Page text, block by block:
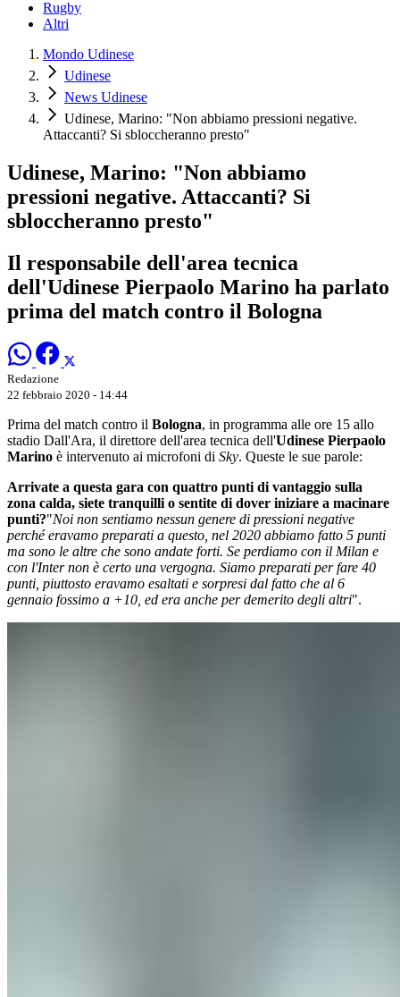
Rugby
Altri
Mondo Udinese
Udinese
News Udinese
Udinese, Marino: "Non abbiamo pressioni negative.
Attaccanti? Si sbloccheranno presto"
Udinese, Marino: "Non abbiamo
pressioni negative. Attaccanti? Si
sbloccheranno presto"
Il responsabile dell'area tecnica
dell'Udinese Pierpaolo Marino ha parlato
prima del match contro il Bologna
Redazione
22 febbraio 2020 - 14:44
Prima del match contro il Bologna, in programma alle ore 15 allo
stadio Dall'Ara, il direttore dell'area tecnica dell'Udinese Pierpaolo
Marino è intervenuto ai microfoni di Sky. Queste le sue parole:
Arrivate a questa gara con quattro punti di vantaggio sulla
zona calda, siete tranquilli o sentite di dover iniziare a macinare
punti?"Noi non sentiamo nessun genere di pressioni negative
perché eravamo preparati a questo, nel 2020 abbiamo fatto 5 punti
ma sono le altre che sono andate forti. Se perdiamo con il Milan e
con l'Inter non è certo una vergogna. Siamo preparati per fare 40
punti, piuttosto eravamo esaltati e sorpresi dal fatto che al 6
gennaio fossimo a +10, ed era anche per demerito degli altri".